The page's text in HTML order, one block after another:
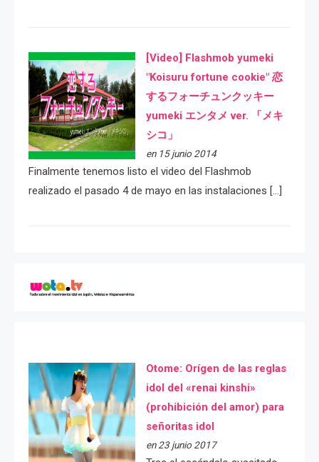
[Video] Flashmob yumeki
"Koisuru fortune cookie" 恋
するフォーチュンクッキー
yumeki エンタメ ver. 「メキ
シコ」
en 15 junio 2014
Finalmente tenemos listo el video del Flashmob
realizado el pasado 4 de mayo en las instalaciones […]
Otome: Orígen de las reglas
idol del «renai kinshi»
(prohibición del amor) para
señoritas idol
en 23 junio 2017